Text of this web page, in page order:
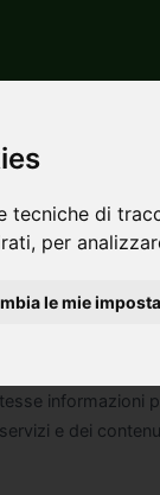
tecniche di
per
le mie
poter usufruire
informazioni
e dei